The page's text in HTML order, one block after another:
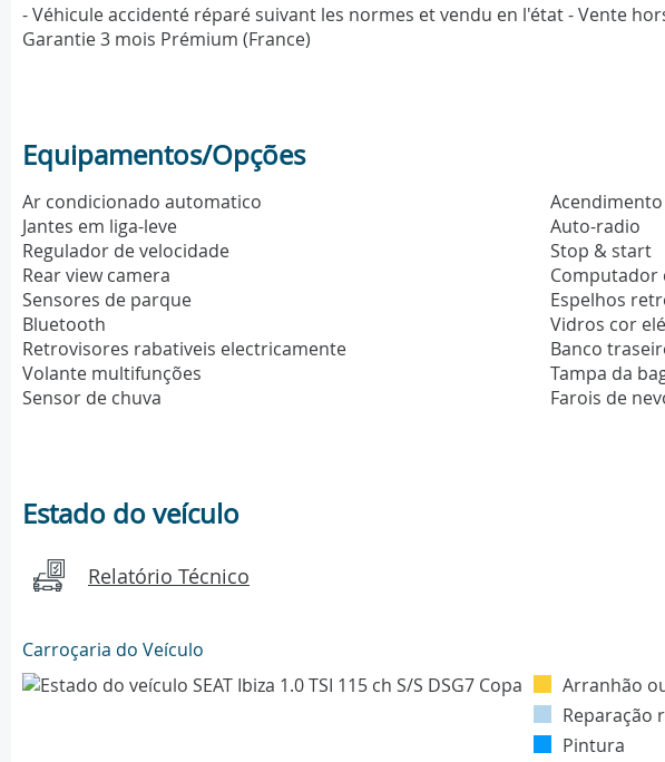
- Véhicule accidenté réparé suivant les normes et vendu en l'état - Vente
Garantie 3 mois Prémium (France)
Equipamentos/Opções
Ar condicionado automatico
Jantes em liga-leve
Regulador de velocidade
Rear view camera
Sensores de parque
Bluetooth
Retrovisores rabativeis electricamente
Volante multifunções
Sensor de chuva
Auto-radio
Stop & start
Computador
Espelhos
Vidros cor
Banco
Tampa da
Farois de
Estado do veículo
Relatório Técnico
Carroçaria do Veículo
Arranhão
Reparação
Pintura